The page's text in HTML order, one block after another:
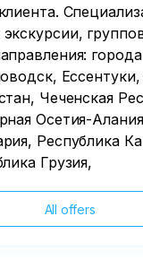
Чеченская
Осетия-
Республика
Грузия,
All offers